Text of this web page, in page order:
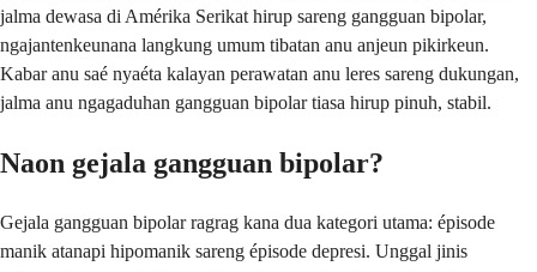
jalma dewasa di Amérika Serikat hirup sareng gangguan bipolar,
ngajantenkeunana langkung umum tibatan anu anjeun pikirkeun.
Kabar anu saé nyaéta kalayan perawatan anu leres sareng dukungan,
jalma anu ngagaduhan gangguan bipolar tiasa hirup pinuh, stabil.
Naon gejala gangguan bipolar?
Gejala gangguan bipolar ragrag kana dua kategori utama: épisode
manik atanapi hipomanik sareng épisode depresi. Unggal jinis